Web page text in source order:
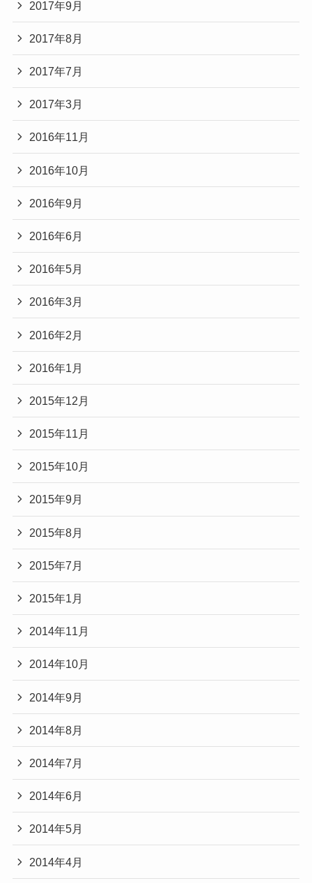
2017年9月
2017年8月
2017年7月
2017年3月
2016年11月
2016年10月
2016年9月
2016年6月
2016年5月
2016年3月
2016年2月
2016年1月
2015年12月
2015年11月
2015年10月
2015年9月
2015年8月
2015年7月
2015年1月
2014年11月
2014年10月
2014年9月
2014年8月
2014年7月
2014年6月
2014年5月
2014年4月